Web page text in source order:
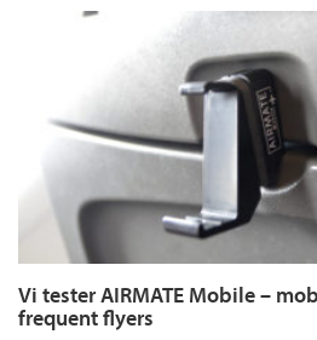
Vi tester AIRMATE Mobile –
frequent flyers